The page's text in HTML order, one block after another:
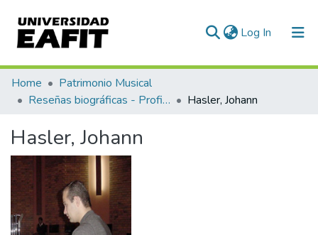
Log In (current)
Communities & Collections
All of DSpace
Statistics
Home
Patrimonio Musical
Reseñas biográficas - Profiles
Hasler, Johann
Hasler, Johann